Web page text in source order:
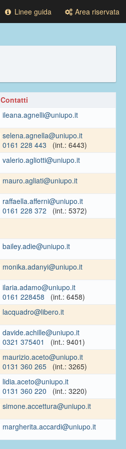
Linee guida Area riservata
Contatti
ileana.agnelli@uniupo.it
selena.agnella@uniupo.it
0161 228 443
(int.: 6443)
valerio.agliotti@uniupo.it
mauro.agliati@uniupo.it
raffaella.afferni@uniupo.it
0161 228 372
(int.: 5372)
bailey.adie@uniupo.it
monika.adanyi@uniupo.it
ilaria.adamo@uniupo.it
0161 228458
(int.: 6458)
lacquadro@libero.it
davide.achille@uniupo.it
0321 375401
(int.: 9401)
maurizio.aceto@uniupo.it
0131 360 265
(int.: 3265)
lidia.aceto@uniupo.it
0131 360 220
(int.: 3220)
simone.accettura@uniupo.it
margherita.accardi@uniupo.it